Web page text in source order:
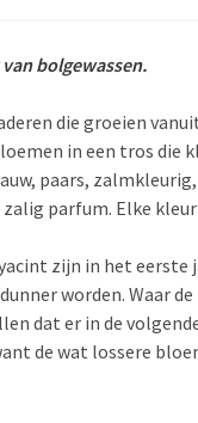
bolgewassen.
die groeien
in een tros die
paars,
parfum. Elke
zijn in het
worden. Waar
dat er in de
de wat lossere